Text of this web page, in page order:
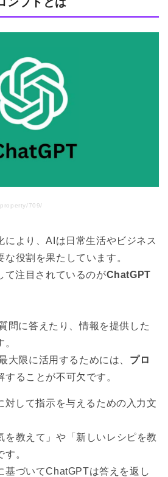
るChatGPTのプロンプトの活用
設定
ションのアイデア出し
やメカニクスの設計
ぐ活用できるプロンプト
ロンプト
ムルールを抽出するためのプロン
ト創出プロンプト
トを駆使してゲーム制作を効率化
709/
により、AIは日常生活やビジネス
役割を果たしています。
て注目されているのがChatGPT
問に答えたり、情報を提供した
大限に活用するためには、 プロ
することが不可欠です。
対して指示を与えるための入力文
を教えて」や「新しいレシピを教
。
基づいてChatGPTは答えを返し